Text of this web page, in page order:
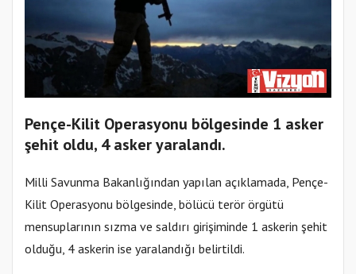
Pençe-Kilit Operasyonu bölgesinde 1 asker
şehit oldu, 4 asker yaralandı.
Milli Savunma Bakanlığından yapılan açıklamada, Pençe-
Kilit Operasyonu bölgesinde, bölücü terör örgütü
mensuplarının sızma ve saldırı girişiminde 1 askerin şehit
olduğu, 4 askerin ise yaralandığı belirtildi.